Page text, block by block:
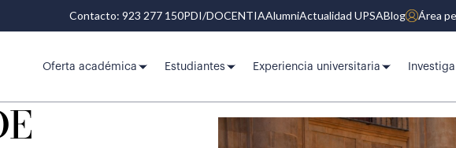
Contacto: 923 277 150PDI/DOCENTIAAlumniActualidad UPSABlog Área
Oferta académica Estudiantes Experiencia universitaria